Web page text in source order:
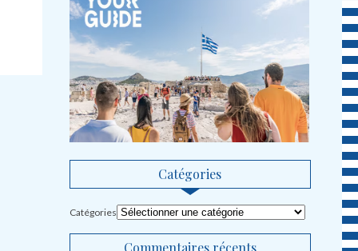
Catégories
Catégories
Commentaires récents